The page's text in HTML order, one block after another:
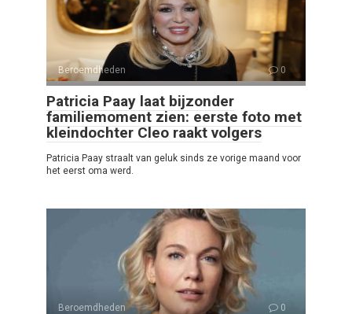
Beroemdheden 0
Patricia Paay laat bijzonder
familiemoment zien: eerste foto met
kleindochter Cleo raakt volgers
Patricia Paay straalt van geluk sinds ze vorige maand voor
het eerst oma werd.
Beroemdheden 0